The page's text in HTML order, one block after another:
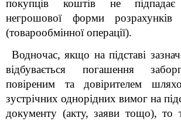
покупців коштів не
негрошової форми розрахунків
(товарообмінної операції).
Водночас, якщо на підставі
відбувається погашення
повіреним та довірителем
зустрічних однорідних вимог на
документу (акту, заяви тощо), то